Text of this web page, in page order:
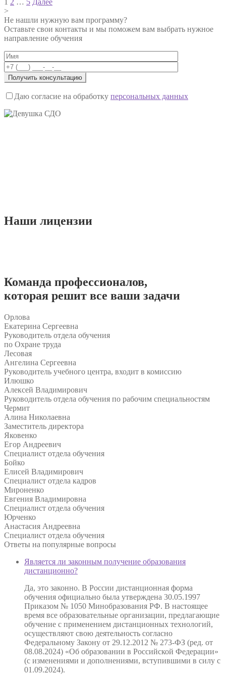
Навигация
по
записям
>
Не нашли нужную вам программу?
Оставьте свои контакты и мы поможем вам выбрать нужное
направление обучения
Даю согласие на обработку персональных данных
Наши лицензии
Команда профессионалов,
которая решит все ваши задачи
Орлова
Екатерина Сергеевна
Руководитель отдела обучения
по Охране труда
Лесовая
Ангелина Сергеевна
Руководитель учебного центра, входит в комиссию
Илюшко
Алексей Владимирович
Руководитель отдела обучения по рабочим специальностям
Чермит
Алина Николаевна
Заместитель директора
Яковенко
Егор Андреевич
Специалист отдела обучения
Бойко
Елисей Владимирович
Специалист отдела кадров
Мироненко
Евгения Владимировна
Специалист отдела обучения
Юрченко
Анастасия Андреевна
Специалист отдела обучения
Ответы на популярные вопросы
Является ли законным получение образования
дистанционно?
Да, это законно. В России дистанционная форма
обучения официально была утверждена 30.05.1997
Приказом № 1050 Минобразования РФ. В настоящее
время все образовательные организации, предлагающие
обучение с применением дистанционных технологий,
осуществляют свою деятельность согласно
Федеральному Закону от 29.12.2012 № 273-ФЗ (ред. от
08.08.2024) «Об образовании в Российской Федерации»
(с изменениями и дополнениями, вступившими в силу с
01.09.2024).